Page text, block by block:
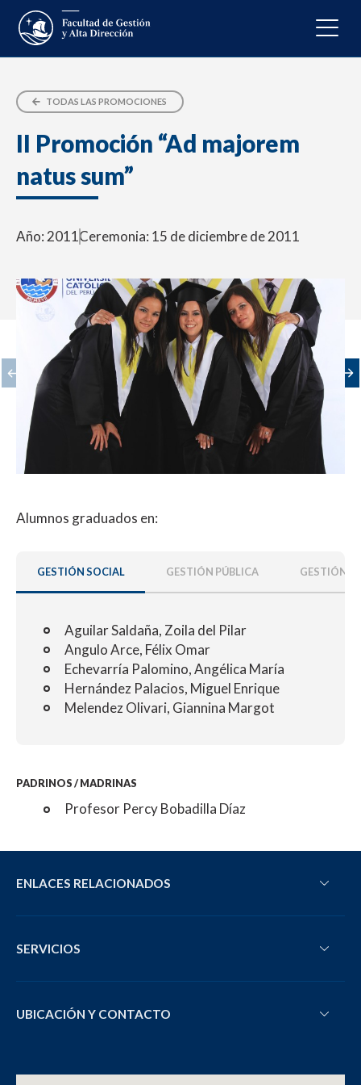
TODAS LAS PROMOCIONES
II Promoción “Ad majorem
natus sum”
Año: 2011Ceremonia: 15 de diciembre de 2011
Alumnos graduados en:
GESTIÓN SOCIAL GESTIÓN PÚBLICA GESTIÓN
Aguilar Saldaña, Zoila del Pilar
Angulo Arce, Félix Omar
Echevarría Palomino, Angélica María
Hernández Palacios, Miguel Enrique
Melendez Olivari, Giannina Margot
PADRINOS / MADRINAS
Profesor Percy Bobadilla Díaz
ENLACES RELACIONADOS
SERVICIOS
UBICACIÓN Y CONTACTO